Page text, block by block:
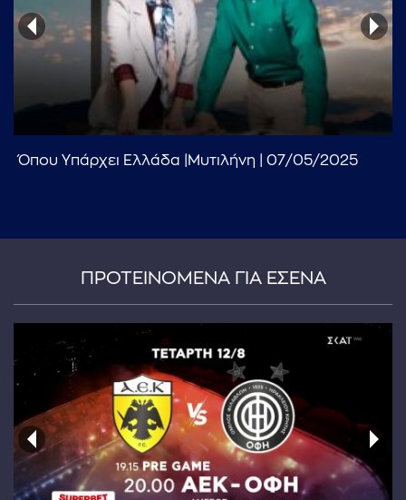
...πληκτρολογήστε κείμενο προς αναζήτηση
Όπου Υπάρχει Ελλάδα |Μυτιλήνη | 07/05/2025
ΠΡΟΤΕΙΝΟΜΕΝΑ ΓΙΑ ΕΣΕΝΑ